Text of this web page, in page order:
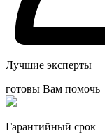
Лучшие эксперты
готовы Вам помочь
Гарантийный срок